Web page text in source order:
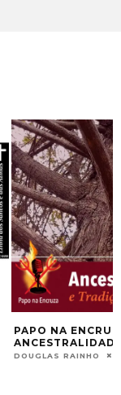
PAPO NA
DOUGLAS RAINHO